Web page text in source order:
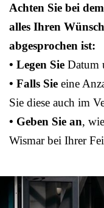
Achten Sie bei
alles Ihren
abgesprochen ist:
• Legen Sie Datum
• Falls Sie eine
Sie diese auch im
• Geben Sie an,
Wismar bei Ihrer